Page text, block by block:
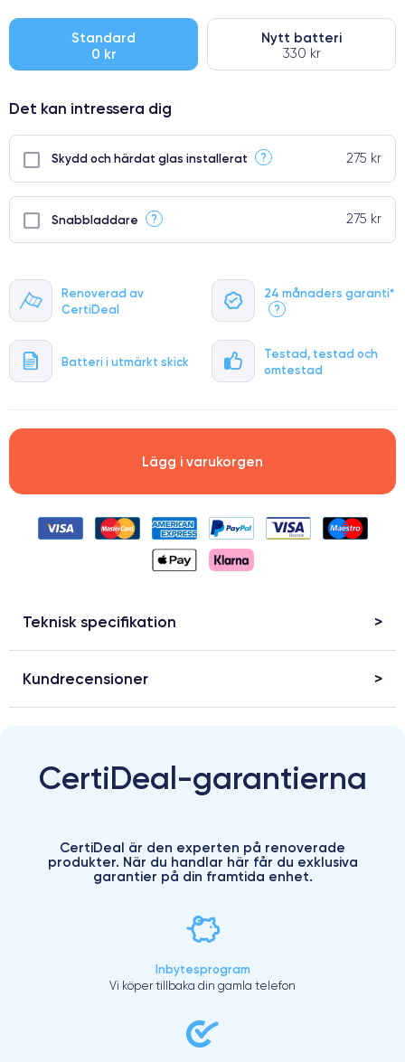
Renoverad av
CertiDeal
24 månaders garanti*
?
Batteri i utmärkt skick
Testad, testad och
omtestad
● Oklanderlig kvalitetsskärm
● Endast 5% av våra telefoner har premiumklassning
Standard
0 kr
Nytt batteri
330 kr
Det kan intressera dig
Skydd och härdat glas installerat ? 275 kr
Snabbladdare ? 275 kr
Lägg i varukorgen
Teknisk specifikation
Kundrecensioner
CertiDeal-garantierna
CertiDeal är den experten på renoverade
produkter. När du handlar här får du exklusiva
garantier på din framtida enhet.
Inbytesprogram
Vi köper tillbaka din gamla telefon